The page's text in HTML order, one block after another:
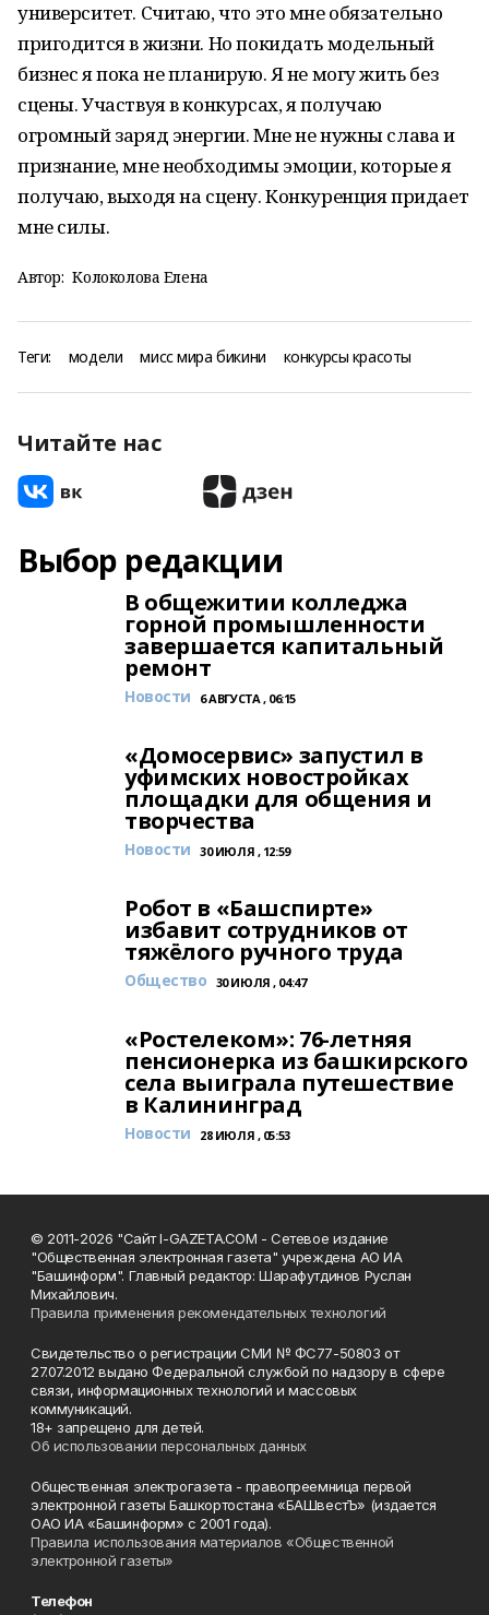
университет. Считаю, что это мне обязательно
пригодится в жизни. Но покидать модельный
бизнес я пока не планирую. Я не могу жить без
сцены. Участвуя в конкурсах, я получаю
огромный заряд энергии. Мне не нужны слава и
признание, мне необходимы эмоции, которые я
получаю, выходя на сцену. Конкуренция придает
мне силы.
Автор: Колоколова Елена
Теги: модели мисс мира бикини конкурсы красоты
Читайте нас
Выбор редакции
В общежитии колледжа
горной промышленности
завершается капитальный
ремонт
Новости 6 АВГУСТА , 06:15
«Домосервис» запустил в
уфимских новостройках
площадки для общения и
творчества
Новости 30 ИЮЛЯ , 12:59
Робот в «Башспирте»
избавит сотрудников от
тяжёлого ручного труда
Общество 30 ИЮЛЯ , 04:47
«Ростелеком»: 76-летняя
пенсионерка из башкирского
села выиграла путешествие
в Калининград
Новости 28 ИЮЛЯ , 05:53
© 2011-2026 "Сайт I-GAZETA.COM - Сетевое издание
"Общественная электронная газета" учреждена АО ИА
"Башинформ". Главный редактор: Шарафутдинов Руслан
Михайлович.
Правила применения рекомендательных технологий
Свидетельство о регистрации СМИ № ФС77-50803 от
27.07.2012 выдано Федеральной службой по надзору в сфере
связи, информационных технологий и массовых
коммуникаций.
18+ запрещено для детей.
Об использовании персональных данных
Общественная электрогазета - правопреемница первой
электронной газеты Башкортостана «БАШвестЪ» (издается
ОАО ИА «Башинформ» с 2001 года).
Правила использования материалов «Общественной
электронной газеты»
Телефон